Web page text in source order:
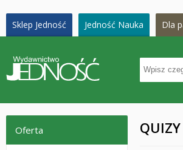
Sklep Jedność Jedność Nauka Dla
Oferta